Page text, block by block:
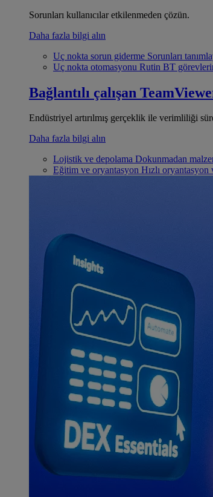
Sorunları kullanıcılar etkilenmeden çözün.
Daha fazla bilgi alın
Uç nokta sorun giderme Sorunları
Uç nokta otomasyonu Rutin BT
Bağlantılı çalışan
Endüstriyel artırılmış gerçeklik ile verimliliği
Daha fazla bilgi alın
Lojistik ve depolama Dokunmadan
Eğitim ve oryantasyon Hızlı